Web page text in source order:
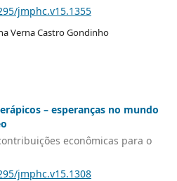
jmphc.v15.1355
Verna Castro Gondinho
– esperanças no mundo
econômicas para o
jmphc.v15.1308